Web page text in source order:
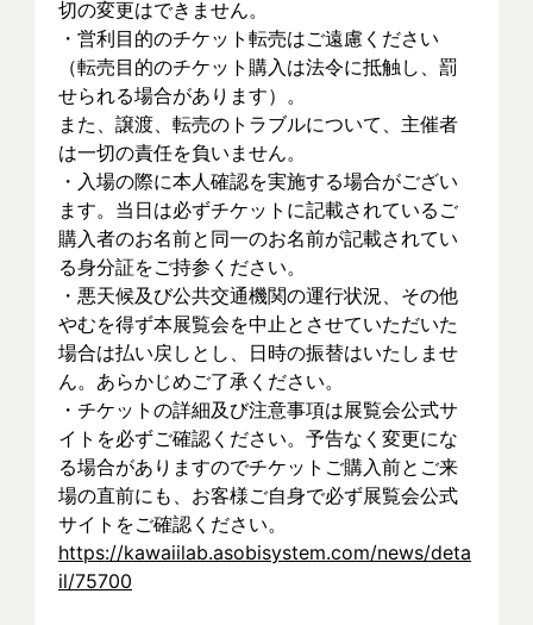
切の変更はできません。
・営利目的のチケット転売はご遠慮ください
（転売目的のチケット購入は法令に抵触し、罰
せられる場合があります）。
また、譲渡、転売のトラブルについて、主催者
は一切の責任を負いません。
・入場の際に本人確認を実施する場合がござい
ます。当日は必ずチケットに記載されているご
購入者のお名前と同一のお名前が記載されてい
る身分証をご持参ください。
・悪天候及び公共交通機関の運行状況、その他
やむを得ず本展覧会を中止とさせていただいた
場合は払い戻しとし、日時の振替はいたしませ
ん。あらかじめご了承ください。
・チケットの詳細及び注意事項は展覧会公式サ
イトを必ずご確認ください。予告なく変更にな
る場合がありますのでチケットご購入前とご来
場の直前にも、お客様ご自身で必ず展覧会公式
サイトをご確認ください。
https://kawaiilab.asobisystem.com/news/deta
il/75700